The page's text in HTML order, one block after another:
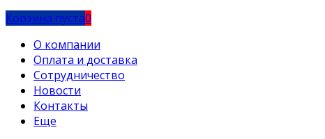
Корзина пуста0
О компании
Оплата и доставка
Сотрудничество
Новости
Контакты
Еще